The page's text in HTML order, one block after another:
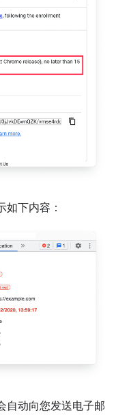
下内容：
自动向您发送电子邮